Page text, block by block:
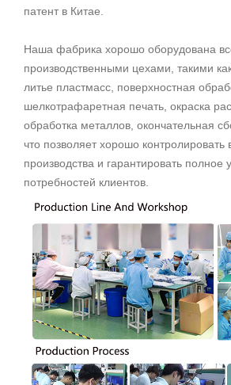
патент в Китае.
Наша фабрика хорошо оборудована
производственными цехами, такими
литье пластмасс, поверхностная
шелкотрафаретная печать, окраска
обработка металлов, окончательная
что позволяет хорошо контролировать
производства и гарантировать полное
потребностей клиентов.